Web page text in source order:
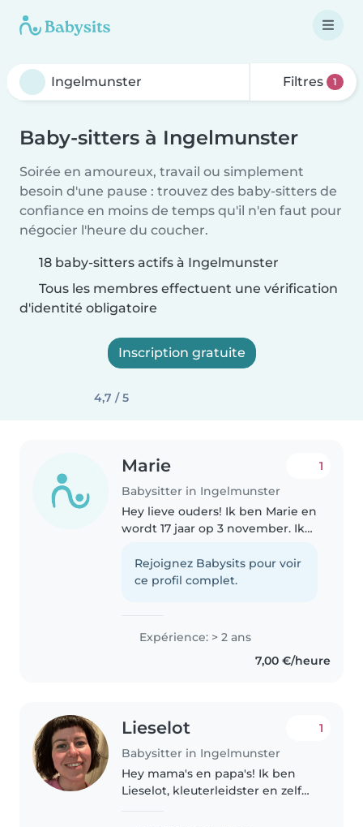
Filtres 1
Baby-sitters à Ingelmunster
Soirée en amoureux, travail ou simplement
besoin d'une pause : trouvez des baby-sitters de
confiance en moins de temps qu'il n'en faut pour
négocier l'heure du coucher.
18 baby-sitters actifs à Ingelmunster
Tous les membres effectuent une vérification
d'identité obligatoire
Inscription gratuite
4,7 / 5
Marie
Babysitter in Ingelmunster
1
Hey lieve ouders! Ik ben Marie en
wordt 17 jaar op 3 november. Ik
begeleiding en zou graag nog
verder met kindjes werken. Ik
Rejoignez Babysits pour voir
ce profil complet.
Expérience: > 2 ans
7,00 €/heure
Lieselot
Babysitter in Ingelmunster
1
Hey mama's en papa's! Ik ben
Lieselot, kleuterleidster en zelf